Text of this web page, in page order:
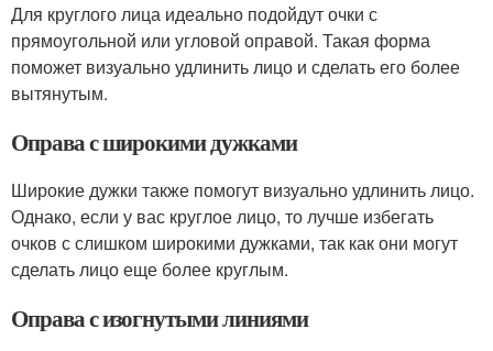
Для круглого лица идеально подойдут очки с
прямоугольной или угловой оправой. Такая форма
поможет визуально удлинить лицо и сделать его более
вытянутым.
Оправа с широкими дужками
Широкие дужки также помогут визуально удлинить лицо.
Однако, если у вас круглое лицо, то лучше избегать
очков с слишком широкими дужками, так как они могут
сделать лицо еще более круглым.
Оправа с изогнутыми линиями